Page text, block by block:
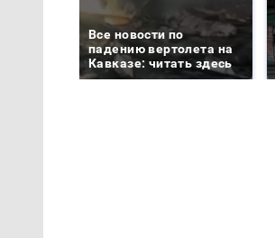
Все новости по
падению вертолета на
Кавказе: читать здесь